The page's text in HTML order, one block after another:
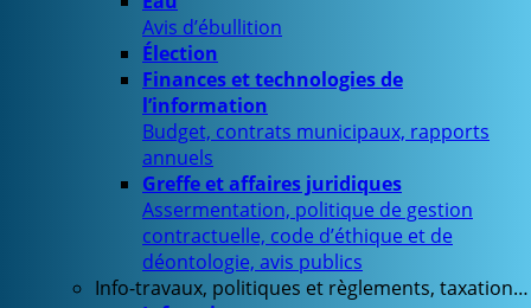
Avis d’ébullition
Élection
Finances et technologies de
l’information
Budget, contrats municipaux, rapports
annuels
Greffe et affaires juridiques
Assermentation, politique de gestion
contractuelle, code d’éthique et de
déontologie, avis publics
Info-travaux, politiques et règlements, taxation…